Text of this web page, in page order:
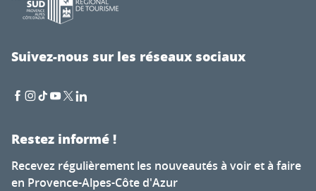
Suivez-nous sur les réseaux sociaux
Restez informé !
Recevez régulièrement les nouveautés à voir et à faire
en Provence-Alpes-Côte d'Azur